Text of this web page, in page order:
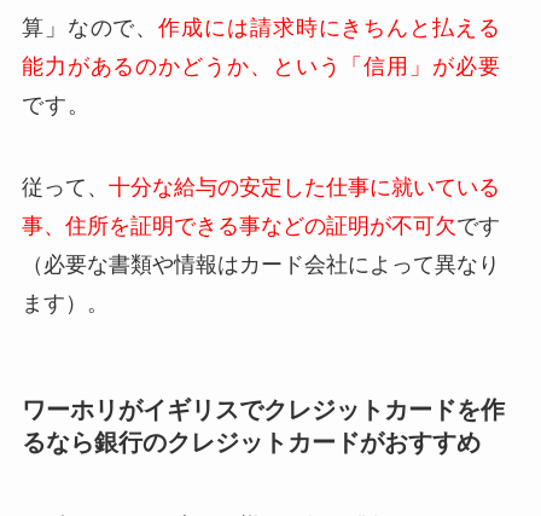
算」なので、作成には請求時にきちんと払える
能力があるのかどうか、という「信用」が必要
です。
従って、 十分な給与の安定した仕事に就いている
事、住所を証明できる事などの証明が不可欠です
（必要な書類や情報はカード会社によって異なり
ます）。
ワーホリがイギリスでクレジットカードを作
るなら銀行のクレジットカードがおすすめ